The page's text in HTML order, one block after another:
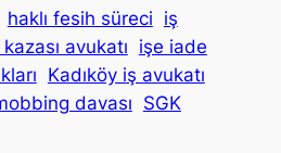
haklı fesih süreci iş
avukatı işe iade
Kadıköy iş avukatı
davası SGK